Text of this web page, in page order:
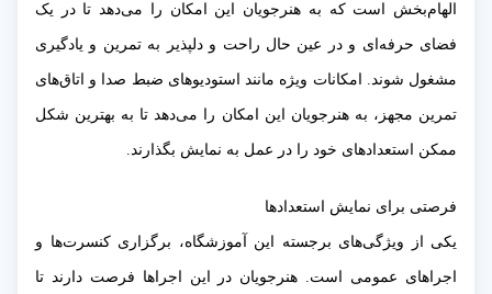
الهام‌بخش است که به هنرجویان این امکان را می‌دهد تا در یک
فضای حرفه‌ای و در عین حال راحت و دلپذیر به تمرین و یادگیری
مشغول شوند. امکانات ویژه مانند استودیوهای ضبط صدا و اتاق‌های
تمرین مجهز، به هنرجویان این امکان را می‌دهد تا به بهترین شکل
ممکن استعدادهای خود را در عمل به نمایش بگذارند.
فرصتی برای نمایش استعدادها
یکی از ویژگی‌های برجسته این آموزشگاه، برگزاری کنسرت‌ها و
اجراهای عمومی است. هنرجویان در این اجراها فرصت دارند تا